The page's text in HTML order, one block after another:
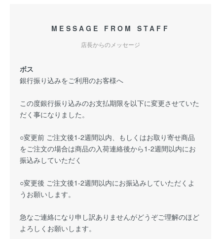
MESSAGE FROM STAFF
店長からのメッセージ
ボス
銀行振り込みをご利用のお客様へ
この度銀行振り込みのお支払期限を以下に変更させていた
だく事になりました。
○変更前 ご注文後1-2週間以内、もしくはお取り寄せ商品
をご注文の場合は商品の入荷連絡後から1-2週間以内にお
振込みしていただく
○変更後 ご注文後1-2週間以内にお振込みしていただくよ
うお願いします。
急なご連絡になり申し訳ありませんがどうぞご理解のほど
よろしくお願いします。